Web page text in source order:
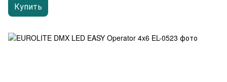
Купить